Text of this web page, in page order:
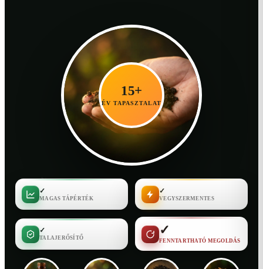
15+
ÉV TAPASZTALAT
✓
MAGAS TÁPÉRTÉK
✓
VEGYSZERMENTES
✓
TALAJERŐSÍTŐ
✓
FENNTARTHATÓ MEGOLDÁS